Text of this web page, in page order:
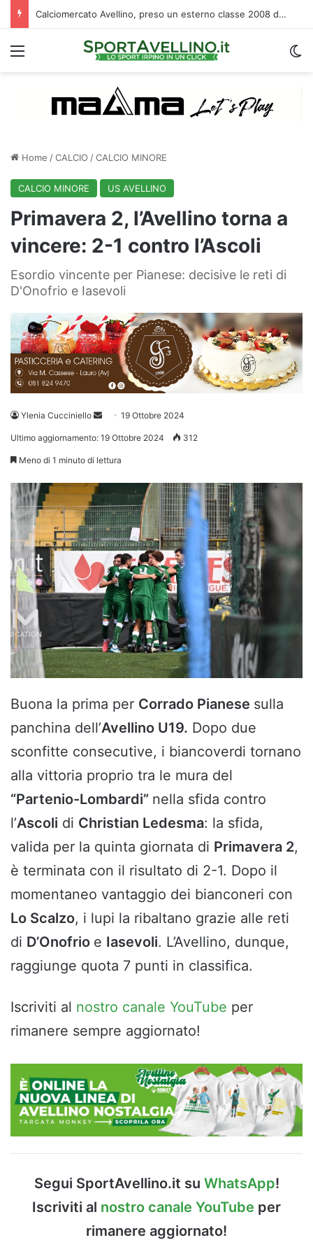
Calciomercato Avellino, preso un esterno classe 2008 dalla Roma: i dettagli
Menu
Home /CALCIO /CALCIO MINORE
CALCIO MINORE US AVELLINO
Primavera 2, l’Avellino torna a
vincere: 2-1 contro l’Ascoli
Esordio vincente per Pianese: decisive le reti di
D'Onofrio e Iasevoli
Ylenia Cucciniello
Invia 19 Ottobre 2024
Ultimo aggiornamento: 19 Ottobre 2024 312
Meno di 1 minuto di lettura
Buona la prima per Corrado Pianese sulla
panchina dell’Avellino U19. Dopo due
sconfitte consecutive, i biancoverdi tornano
alla vittoria proprio tra le mura del
“Partenio-Lombardi” nella sfida contro
l’Ascoli di Christian Ledesma: la sfida,
valida per la quinta giornata di Primavera 2,
è terminata con il risultato di 2-1. Dopo il
momentaneo vantaggio dei bianconeri con
Lo Scalzo, i lupi la ribaltano grazie alle reti
di D’Onofrio e Iasevoli. L’Avellino, dunque,
raggiunge quota 7 punti in classifica.
Iscriviti al nostro canale YouTube per
rimanere sempre aggiornato!
Segui SportAvellino.it su WhatsApp!
Iscriviti al nostro canale YouTube per
rimanere aggiornato!